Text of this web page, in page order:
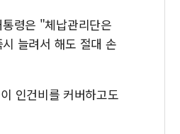
령은 "체납관리단은
늘려서 해도 절대 손
인건비를 커버하고도